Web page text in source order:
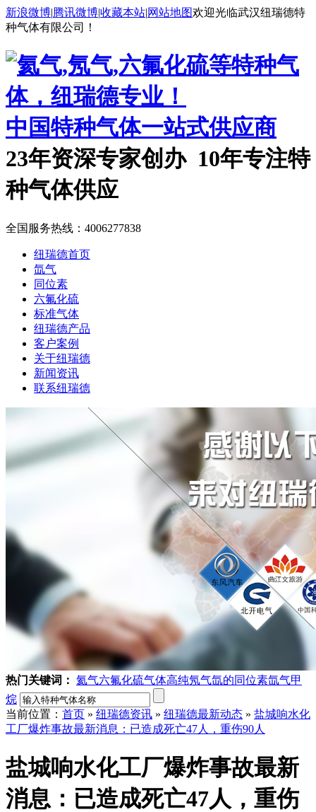
新浪微博|腾讯微博|收藏本站|网站地图欢迎光临武汉纽瑞德特
种气体有限公司！
中国特种气体一站式供应商
23年资深专家创办 10年专注特
种气体供应
全国服务热线： 4006277838
纽瑞德首页
氙气
同位素
六氟化硫
标准气体
纽瑞德产品
客户案例
关于纽瑞德
新闻资讯
联系纽瑞德
热门关键词： 氦气六氟化硫气体高纯氖气氙的同位素氙气甲
烷
当前位置： 首页 » 纽瑞德资讯 » 纽瑞德最新动态 » 盐城响水化
工厂爆炸事故最新消息：已造成死亡47人，重伤90人
盐城响水化工厂爆炸事故最新
消息：已造成死亡47人，重伤